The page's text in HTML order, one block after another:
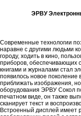
ЭРВУ
Современные технологии
наравне с другими людьми
городу, ходить в кино,
приборов, обеспечивающих
книгами и журналами стал
появилось новое поколение
приближать изображения,
оборудования ЭРВУ Сокол
печатном виде, он также
сканирует текст и
Встроенный дисплей имеет